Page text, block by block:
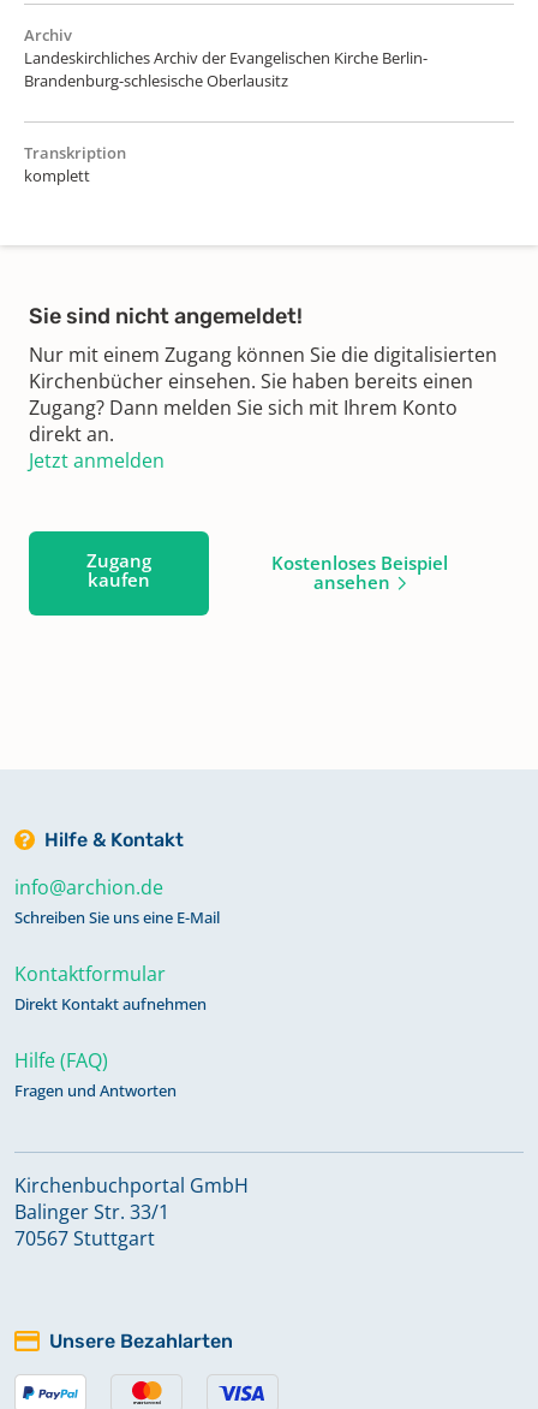
Archiv
Landeskirchliches Archiv der Evangelischen Kirche Berlin-
Brandenburg-schlesische Oberlausitz
Transkription
komplett
Sie sind nicht angemeldet!
Nur mit einem Zugang können Sie die digitalisierten
Kirchenbücher einsehen. Sie haben bereits einen
Zugang? Dann melden Sie sich mit Ihrem Konto
direkt an.
Jetzt anmelden
Zugang
kaufen
Kostenloses Beispiel
ansehen
Hilfe & Kontakt
info@archion.de
Schreiben Sie uns eine E-Mail
Kontaktformular
Direkt Kontakt aufnehmen
Hilfe (FAQ)
Fragen und Antworten
Kirchenbuchportal GmbH
Balinger Str. 33/1
70567 Stuttgart
Unsere Bezahlarten